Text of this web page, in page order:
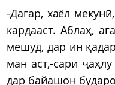
-Дагар, хаёл
кардааст. Аблаҳ,
мешуд, дар ин
ман аст,-сари
дар байашон